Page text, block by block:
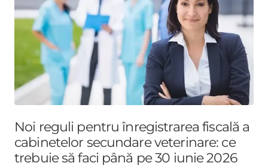
Noi reguli pentru înregistrarea fiscală a
cabinetelor secundare veterinare: ce
trebuie să faci până pe 30 iunie 2026